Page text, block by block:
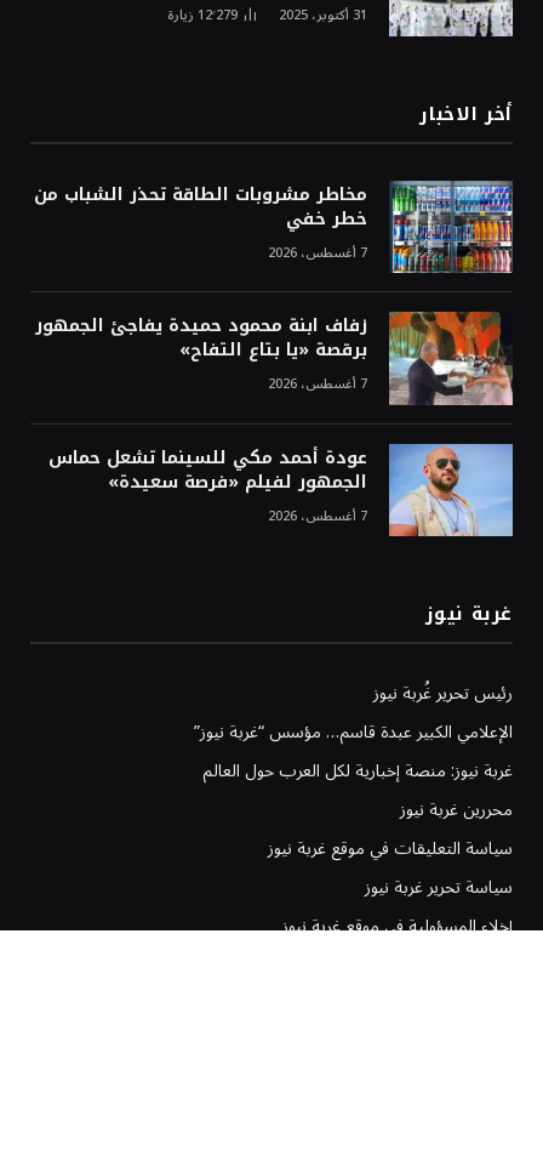
31 أكتوبر، 2025 12٬279 زيارة
أخر الاخبار
مخاطر مشروبات الطاقة تحذر الشباب من
خطر خفي
7 أغسطس، 2026
زفاف ابنة محمود حميدة يفاجئ الجمهور
برقصة «يا بتاع التفاح»
7 أغسطس، 2026
عودة أحمد مكي للسينما تشعل حماس
الجمهور لفيلم «فرصة سعيدة»
7 أغسطس، 2026
غربة نيوز
رئيس تحرير غُربة نيوز
الإعلامي الكبير عبدة قاسم… مؤسس “غربة نيوز”
غربة نيوز: منصة إخبارية لكل العرب حول العالم
محررين غربة نيوز
سياسة التعليقات في موقع غربة نيوز
سياسة تحرير غربة نيوز
إخلاء المسؤولية في موقع غربة نيوز